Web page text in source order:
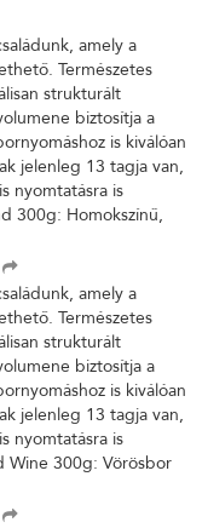
amely a
Természetes
strukturált
biztosítja a
is kiválóan
jelenleg 13 tagja van,
nyomtatásra is
300g: Homokszínű,
amely a
Természetes
strukturált
biztosítja a
is kiválóan
jelenleg 13 tagja van,
nyomtatásra is
Wine 300g: Vörösbor